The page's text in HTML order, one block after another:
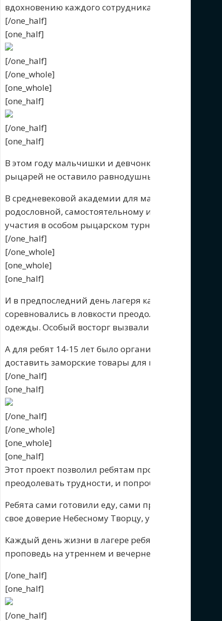
вдохновению каждого сотрудника- этот лагерь
[/one_half]
[one_half]
[/one_half]
[/one_whole]
[one_whole]
[one_half]
[/one_half]
[one_half]
В этом году мальчишки и девчонки погрузились
рыцарей не оставило равнодушным никого.
В средневековой академии для мальчиков и
родословной, самостоятельному изготовлению
участия в особом рыцарском турнире.
[/one_half]
[/one_whole]
[one_whole]
[one_half]
И в предпоследний день лагеря каждый мог
соревновались в ловкости преодоления
одежды. Особый восторг вызвали соревнования
А для ребят 14-15 лет было организован
доставить заморские товары для продажи на
[/one_half]
[one_half]
[/one_half]
[/one_whole]
[one_whole]
[one_half]
Этот проект позволил ребятам проявить
преодолевать трудности, и попробовать себя в
Ребята сами готовили еду, сами проводили
свое доверие Небесному Творцу, укрепляли свою
Каждый день жизни в лагере ребята совершали
проповедь на утреннем и вечернем служении
[/one_half]
[one_half]
[/one_half]